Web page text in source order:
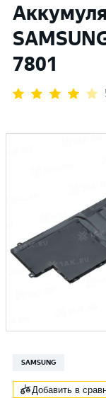
7801
SAMSUNG
Добавить в